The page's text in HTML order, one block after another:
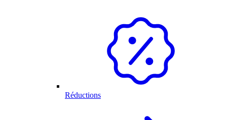
Réductions